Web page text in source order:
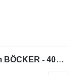
IVECO Daily 35-120 EURO 6 + Lift 30m BÖCKER - 400kg